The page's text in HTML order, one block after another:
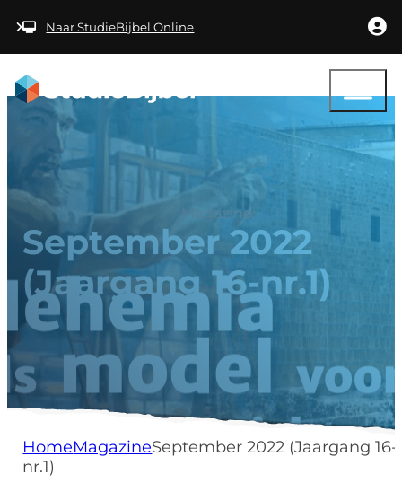
Naar StudieBijbel Online
Magazine
September 2022
(Jaargang 16-nr.1)
HomeMagazineSeptember 2022 (Jaargang 16-
nr.1)